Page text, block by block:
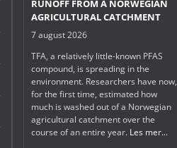
RUNOFF FROM A NORWEGIAN
AGRICULTURAL CATCHMENT
7 august 2026
TFA, a relatively little-known PFAS
compound, is spreading in the
environment. Researchers have now,
for the first time, estimated how
much is washed out of a Norwegian
agricultural catchment over the
course of an entire year. Les mer...